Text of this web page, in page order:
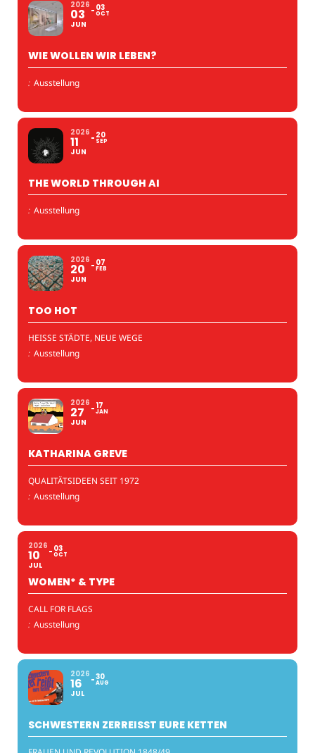
2026
03
JUN
03
OCT
WIE WOLLEN WIR LEBEN?
: Ausstellung
2026
11
JUN
20
SEP
THE WORLD THROUGH AI
: Ausstellung
2026
20
JUN
07
FEB
TOO HOT
HEISSE STÄDTE, NEUE WEGE
: Ausstellung
2026
27
JUN
17
JAN
KATHARINA GREVE
QUALITÄTSIDEEN SEIT 1972
: Ausstellung
2026
10
JUL
03
OCT
WOMEN* & TYPE
CALL FOR FLAGS
: Ausstellung
2026
16
JUL
30
AUG
SCHWESTERN ZERREISST EURE KETTEN